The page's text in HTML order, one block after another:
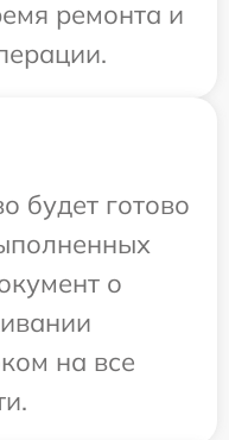
ремонта и
будет готово
о
на все